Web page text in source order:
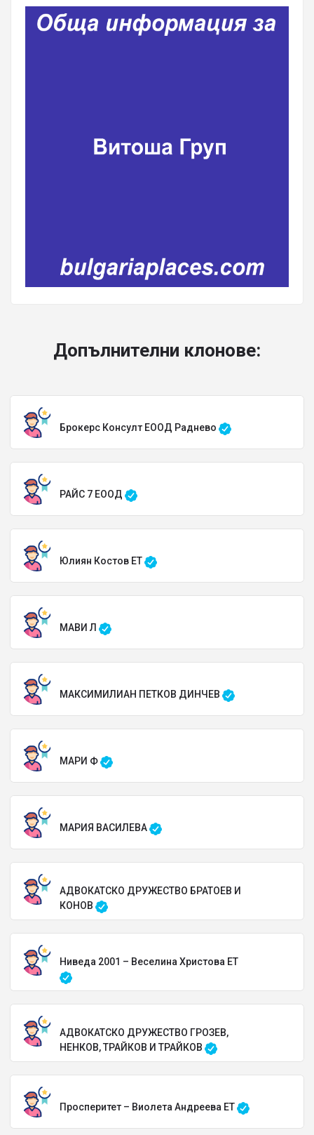
Допълнителни клонове:
Брокерс Консулт ЕООД Раднево
РАЙС 7 ЕООД
Юлиян Костов ЕТ
МАВИ Л
МАКСИМИЛИАН ПЕТКОВ ДИНЧЕВ
МАРИ Ф
МАРИЯ ВАСИЛЕВА
АДВОКАТСКО ДРУЖЕСТВО БРАТОЕВ И
КОНОВ
Ниведа 2001 – Веселина Христова ЕТ
АДВОКАТСКО ДРУЖЕСТВО ГРОЗЕВ,
НЕНКОВ, ТРАЙКОВ И ТРАЙКОВ
Просперитет – Виолета Андреева ЕТ